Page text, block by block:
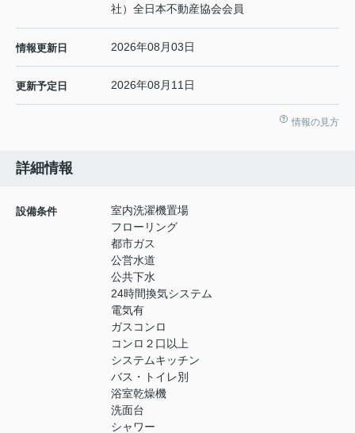
社）全日本不動産協会会員
情報更新日 2026年08月03日
更新予定日 2026年08月11日
情報の見方
詳細情報
設備条件
室内洗濯機置場
フローリング
都市ガス
公営水道
公共下水
24時間換気システム
電気有
ガスコンロ
コンロ２口以上
システムキッチン
バス・トイレ別
浴室乾燥機
洗面台
シャワー